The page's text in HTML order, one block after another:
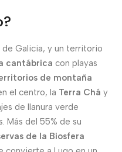
de Galicia, y un territorio
cantábrica con playas
de montaña
el centro, la Terra Chá y
de llanura verde
Más del 55% de su
de la Biosfera